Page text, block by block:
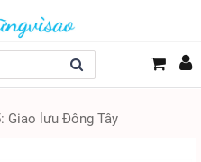
Giao lưu Đông Tây